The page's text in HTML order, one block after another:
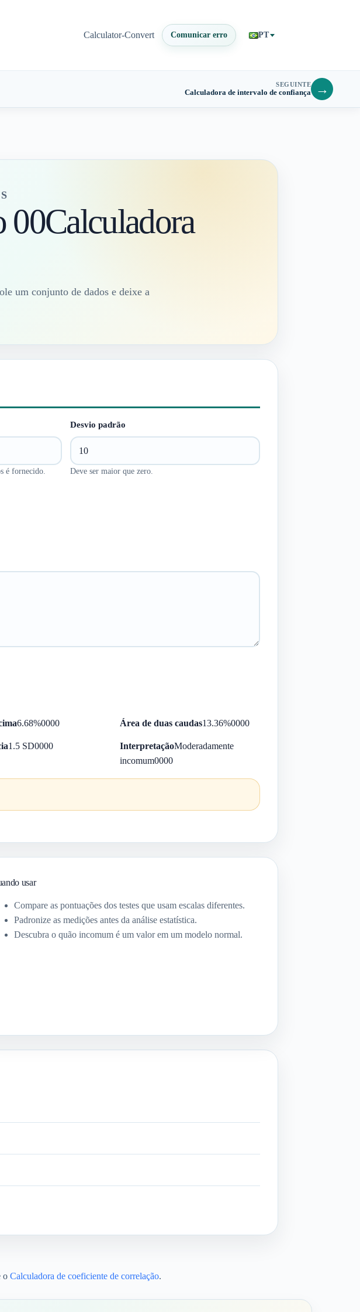
Calculator-Convert Comunicar erro PT
SEGUINTE
Calculadora de intervalo de confiança →
00Calculadora
um conjunto de dados e deixe a
é fornecido.
Desvio padrão
Deve ser maior que zero.
6.68%0000 Área de duas caudas13.36%0000
1.5 SD0000 InterpretaçãoModeradamente
incomum0000
usar
Compare as pontuações dos testes que usam escalas diferentes.
Padronize as medições antes da análise estatística.
Descubra o quão incomum é um valor em um modelo normal.
o Calculadora de coeficiente de correlação.